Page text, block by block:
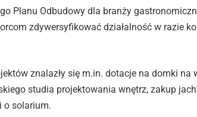
Planu Odbudowy dla branży
zdywersyfikować działalność w razie
znalazły się m.in. dotacje na domki na
studia projektowania wnętrz, zakup
o solarium.